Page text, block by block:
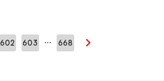
602 603 … 668